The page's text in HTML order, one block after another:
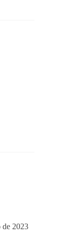
de 2023